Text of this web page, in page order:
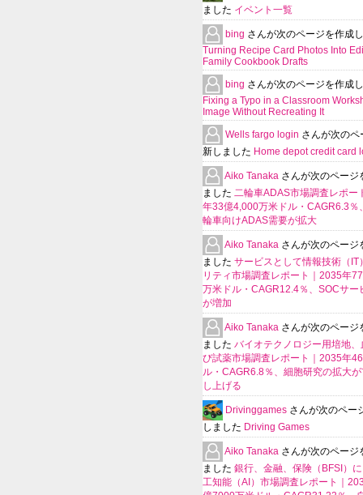
ました イベント一覧
bing さんが次のページを作成
Turning Recipe Card Photos Into
Family Cookbook Drafts
bing さんが次のページを作成
Fixing a Typo in a Classroom
Image Without Recreating It
Wells fargo login さんが次のペ
新しました Home depot credit card
Aiko Tanaka さんが次のページ
ました 二輪車ADAS市場調査レポー
年33億4,000万米ドル・CAGR6.3％
輪車向けADAS需要が拡大
Aiko Tanaka さんが次のページ
ました サービスとして情報技術（IT
リティ市場調査レポート｜2035年
万米ドル・CAGR12.4％、SOCサー
が増加
Aiko Tanaka さんが次のページ
ました バイオテクノロジー用培地、
び試薬市場調査レポート｜2035年
ル・CAGR6.8％、細胞研究の拡大
し上げる
Drivinggames さんが次のペー
しました Driving Games
Aiko Tanaka さんが次のページ
ました 銀行、金融、保険（BFSI）
工知能（AI）市場調査レポート｜